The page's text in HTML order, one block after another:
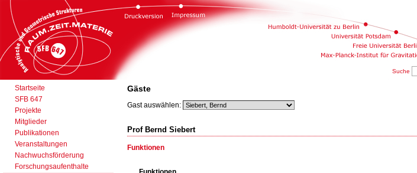
Suche
Startseite
SFB 647
Projekte
Mitglieder
Publikationen
Veranstaltungen
Nachwuchsförderung
Forschungsaufenthalte
Gäste
Gast auswählen:
Prof Bernd Siebert
Funktionen